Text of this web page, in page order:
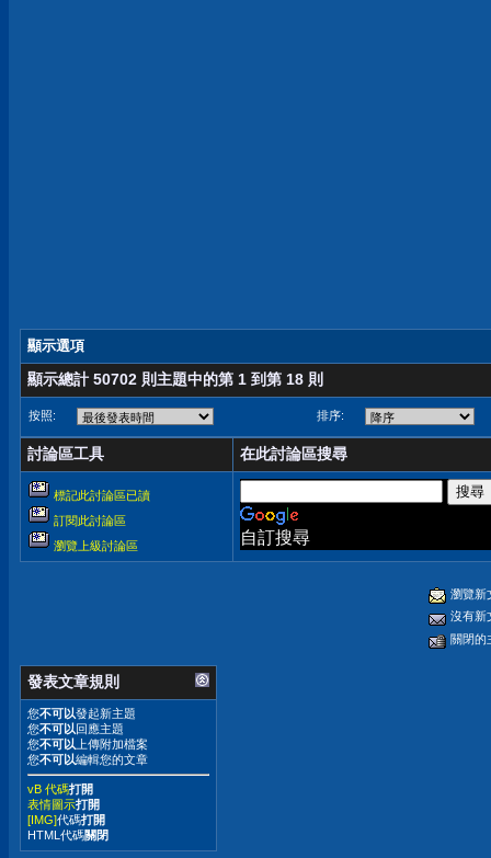
顯示選項
顯示總計 50702 則主題中的第 1 到第 18 則
按照: 排序:
討論區工具 在此討論區搜尋
標記此討論區已讀
訂閱此討論區
瀏覽上級討論區
自訂搜尋
瀏覽新
沒有新
關閉的
發表文章規則
您不可以發起新主題
您不可以回應主題
您不可以 上傳附加檔案
您不可以編輯您的文章
vB 代碼打開
表情圖示打開
[IMG]代碼打開
HTML代碼關閉